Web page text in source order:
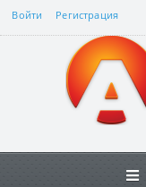
Войти Регистрация